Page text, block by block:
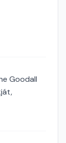
Goodall